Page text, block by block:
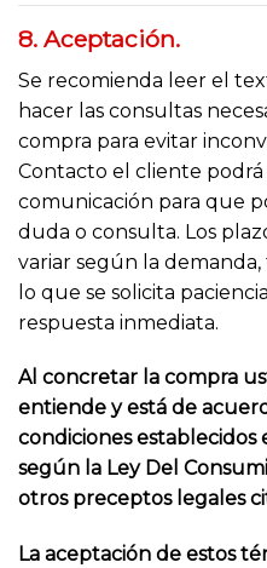
8. Aceptación.
Se recomienda leer el
hacer las consultas
compra para evitar
Contacto el cliente podrá
comunicación para que
duda o consulta. Los
variar según la
lo que se solicita
respuesta inmediata.
Al concretar la compra
entiende y está de
condiciones
según la Ley Del
otros preceptos legales
La aceptación de estos